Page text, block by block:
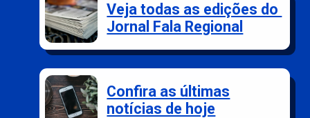
Veja todas as edições do
Jornal Fala Regional
Confira as últimas
notícias de hoje